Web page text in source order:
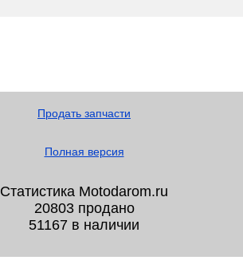
Продать запчасти
Полная версия
Статистика Motodarom.ru
20803 продано
51167 в наличии